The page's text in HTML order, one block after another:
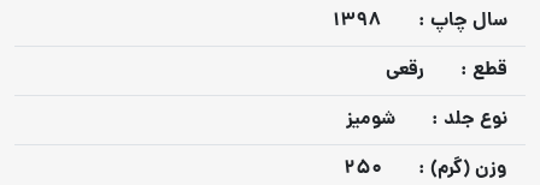
سال چاپ :
1398
قطع :
رقعی
نوع جلد :
شومیز
وزن (گرم) :
250